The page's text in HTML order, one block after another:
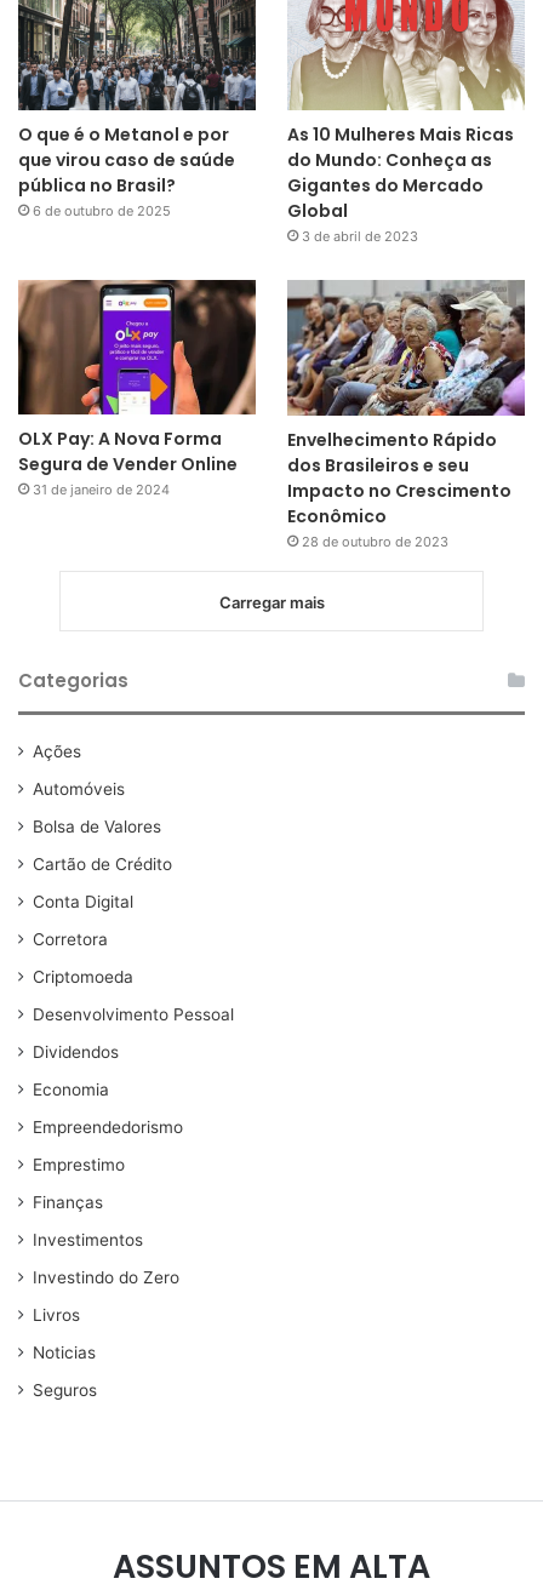
O que é o Metanol e por
que virou caso de saúde
pública no Brasil?
6 de outubro de 2025
As 10 Mulheres Mais Ricas
do Mundo: Conheça as
Gigantes do Mercado
Global
3 de abril de 2023
OLX Pay: A Nova Forma
Segura de Vender Online
31 de janeiro de 2024
Envelhecimento Rápido
dos Brasileiros e seu
Impacto no Crescimento
Econômico
28 de outubro de 2023
Carregar mais
Categorias
Ações
Automóveis
Bolsa de Valores
Cartão de Crédito
Conta Digital
Corretora
Criptomoeda
Desenvolvimento Pessoal
Dividendos
Economia
Empreendedorismo
Emprestimo
Finanças
Investimentos
Investindo do Zero
Livros
Noticias
Seguros
ASSUNTOS EM ALTA